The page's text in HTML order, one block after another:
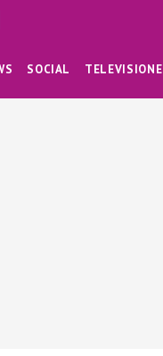
SOCIAL TELEVISIONE